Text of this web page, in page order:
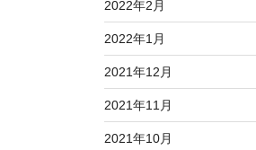
2022年2月
2022年1月
2021年12月
2021年11月
2021年10月